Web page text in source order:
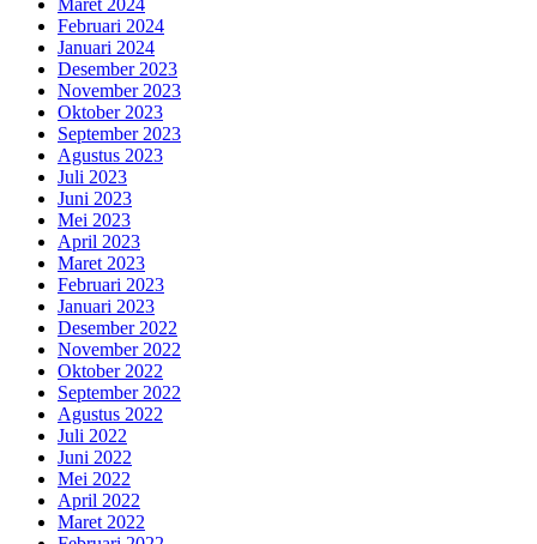
Februari 2024
Januari 2024
Desember 2023
November 2023
Oktober 2023
September 2023
Agustus 2023
Juli 2023
Juni 2023
Mei 2023
April 2023
Maret 2023
Februari 2023
Januari 2023
Desember 2022
November 2022
Oktober 2022
September 2022
Agustus 2022
Juli 2022
Juni 2022
Mei 2022
April 2022
Maret 2022